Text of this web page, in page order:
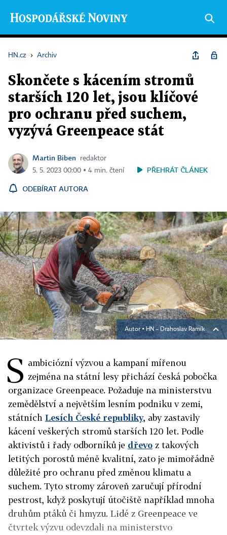
HN.cz › Archiv
Skončete s kácením stromů
starších 120 let, jsou klíčové
pro ochranu před suchem,
vyzývá Greenpeace stát
Martin Biben
redaktor
5. 5. 2023 00:00 ▪ 4 min. čtení
PŘEHRÁT ČLÁNEK
ODEBÍRAT AUTORA
Autor ▪HN – Drahoslav Ramík
S ambiciózní výzvou a kampaní mířenou
zejména na státní lesy přichází česká pobočka
organizace Greenpeace. Požaduje na ministerstvu
zemědělství a největším lesním podniku v zemi,
státních Lesích České republiky, aby zastavily
kácení veškerých stromů starších 120 let. Podle
aktivistů i řady odborníků je dřevo z takových
letitých porostů méně kvalitní, zato je mimořádně
důležité pro ochranu před změnou klimatu a
suchem. Tyto stromy zároveň zaručují přírodní
pestrost, když poskytují útočiště například mnoha
druhům ptáků či hmyzu. Lidé z Greenpeace ve
čtvrtek výzvu odevzdali na ministerstvo